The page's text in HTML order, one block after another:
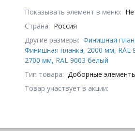
Показывать элемент в меню:
Страна: Россия
Другие размеры: Финишная
Финишная планка, 2000 мм, RAL
2700 мм, RAL 9003 белый
Тип товара: Доборные
Товар участвует в акции: